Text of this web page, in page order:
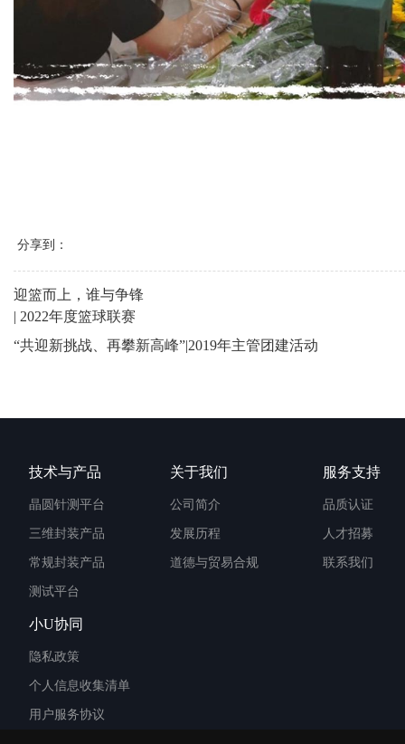
分享到：
迎篮而上，谁与争锋
| 2022年度篮球联赛
“共迎新挑战、再攀新高峰”|2019年主管团建活动
技术与产品
晶圆针测平台
三维封装产品
常规封装产品
测试平台
关于我们
公司简介
发展历程
道德与贸易合规
服务支持
品质认证
人才招募
联系我们
小U协同
隐私政策
个人信息收集清单
用户服务协议